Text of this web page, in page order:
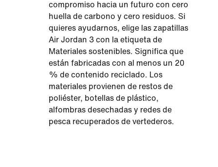
compromiso hacia un futuro con cero
huella de carbono y cero residuos. Si
quieres ayudarnos, elige las zapatillas
Air Jordan 3 con la etiqueta de
Materiales sostenibles. Significa que
están fabricadas con al menos un 20
% de contenido reciclado. Los
materiales provienen de restos de
poliéster, botellas de plástico,
alfombras desechadas y redes de
pesca recuperados de vertederos.